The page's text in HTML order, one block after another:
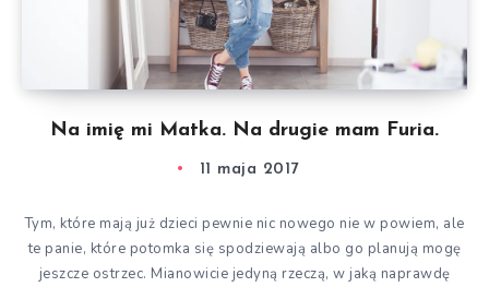
Na imię mi Matka. Na drugie mam Furia.
11 maja 2017
Tym, które mają już dzieci pewnie nic nowego nie w powiem, ale
te panie, które potomka się spodziewają albo go planują mogę
jeszcze ostrzec. Mianowicie jedyną rzeczą, w jaką naprawdę